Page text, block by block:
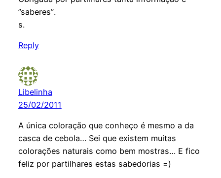
”saberes”.
s.
Reply
Libelinha
25/02/2011
A única coloração que conheço é mesmo a da
casca de cebola… Sei que existem muitas
colorações naturais como bem mostras… E fico
feliz por partilhares estas sabedorias =)